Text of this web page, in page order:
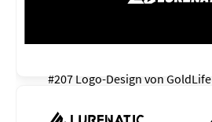
#207 Logo-Design von GoldLife